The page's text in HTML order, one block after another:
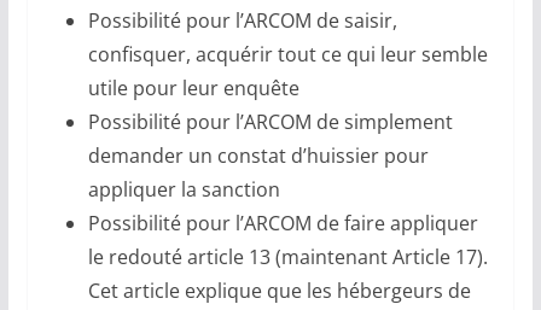
Possibilité pour l’ARCOM de saisir,
confisquer, acquérir tout ce qui leur semble
utile pour leur enquête
Possibilité pour l’ARCOM de simplement
demander un constat d’huissier pour
appliquer la sanction
Possibilité pour l’ARCOM de faire appliquer
le redouté article 13 (maintenant Article 17).
Cet article explique que les hébergeurs de